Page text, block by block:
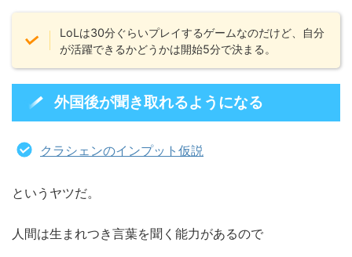
LoLは30分ぐらいプレイするゲームなのだけど、自分
が活躍できるかどうかは開始5分で決まる。
外国後が聞き取れるようになる
クラシェンのインプット仮説
というヤツだ。
人間は生まれつき言葉を聞く能力があるので